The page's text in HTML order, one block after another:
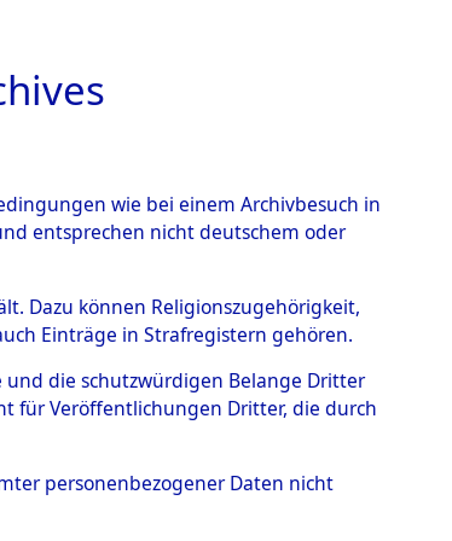
→0002 (84608801)
wie bei einem Archivbesuch in
entsprechen nicht deutschem oder
Dazu können Religionszugehörigkeit,
Einträge in Strafregistern gehören.
und die schutzwürdigen Belange Dritter
für Veröffentlichungen Dritter, die durch
personenbezogener Daten nicht